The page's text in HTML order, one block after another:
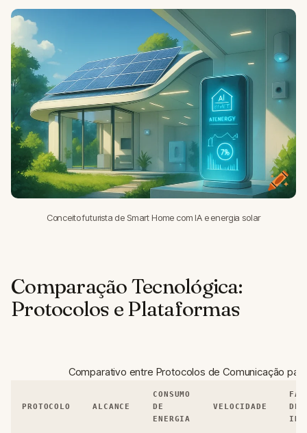
Conceito futurista de Smart Home com IA e energia solar
Comparação Tecnológica:
Protocolos e Plataformas
Comparativo entre Protocolos de Comunicação
PROTOCOLO ALCANCE
CONSUMO
DE
ENERGIA
VELOCIDADE
DE